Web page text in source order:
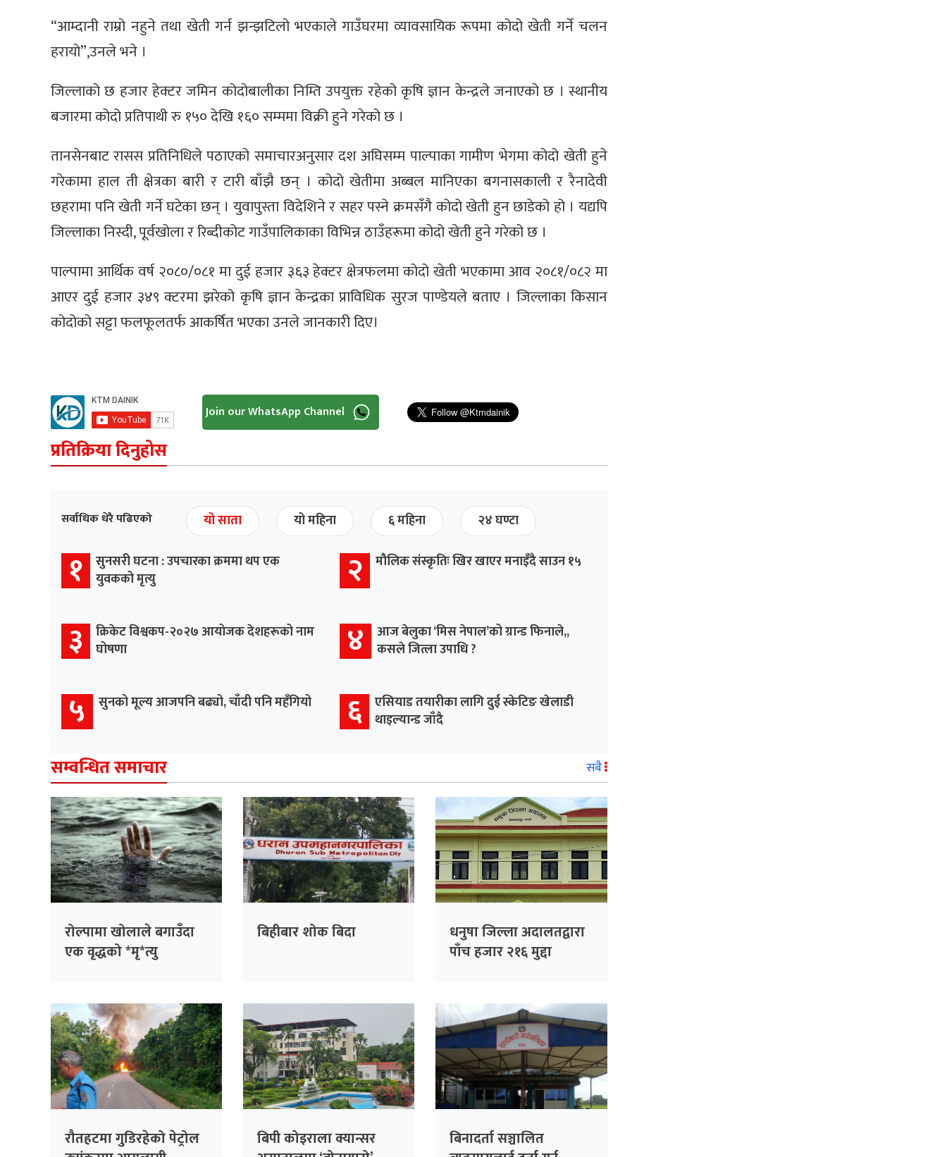
“आम्दानी राम्रो नहुने तथा खेती गर्न झन्झटिलो भएकाले गाउँघरमा व्यावसायिक रूपमा कोदो खेती गर्ने चलन
हरायो”,उनले भने ।
जिल्लाको छ हजार हेक्टर जमिन कोदोबालीका निम्ति उपयुक्त रहेको कृषि ज्ञान केन्द्रले जनाएको छ । स्थानीय
बजारमा कोदो प्रतिपाथी रु १५० देखि १६० सम्ममा विक्री हुने गरेको छ ।
तानसेनबाट रासस प्रतिनिधिले पठाएको समाचारअनुसार दश अघिसम्म पाल्पाका गामीण भेगमा कोदो खेती हुने
गरेकामा हाल ती क्षेत्रका बारी र टारी बाँझै छन् । कोदो खेतीमा अब्बल मानिएका बगनासकाली र रैनादेवी
छहरामा पनि खेती गर्ने घटेका छन् । युवापुस्ता विदेशिने र सहर पस्ने क्रमसँगै कोदो खेती हुन छाडेको हो । यद्यपि
जिल्लाका निस्दी, पूर्वखोला र रिब्दीकोट गाउँपालिकाका विभिन्न ठाउँहरूमा कोदो खेती हुने गरेको छ ।
पाल्पामा आर्थिक वर्ष २०८०/०८१ मा दुई हजार ३६३ हेक्टर क्षेत्रफलमा कोदो खेती भएकामा आव २०८१/०८२ मा
आएर दुई हजार ३४९ क्टरमा झरेको कृषि ज्ञान केन्द्रका प्राविधिक सुरज पाण्डेयले बताए । जिल्लाका किसान
कोदोको सट्टा फलफूलतर्फ आकर्षित भएका उनले जानकारी दिए।
Join our WhatsApp Channel
प्रतिक्रिया दिनुहोस
सर्वाधिक धेरै पढिएको यो साता यो महिना ६ महिना २४ घण्टा
१ सुनसरी घटना : उपचारका क्रममा थप एक
युवकको मृत्यु
२ मौलिक संस्कृतिः खिर खाएर मनाइँदै साउन १५
३ क्रिकेट विश्वकप-२०२७ आयोजक देशहरूको नाम
घोषणा
४ आज बेलुका ‘मिस नेपाल’को ग्रान्ड फिनाले,,
कसले जित्ला उपाधि ?
५ सुनको मूल्य आजपनि बढ्यो, चाँदी पनि महँगियो ६ एसियाड तयारीका लागि दुई स्केटिङ खेलाडी
थाइल्यान्ड जाँदै
सम्वन्धित समाचार सबै
रोल्पामा खोलाले बगाउँदा
एक वृद्धको *मृ*त्यु
बिहीबार शोक बिदा
धनुषा जिल्ला अदालतद्वारा
पाँच हजार २१६ मुद्दा
रौतहटमा गुडिरहेको पेट्रोल
बिपी कोइराला क्यान्सर
बिनादर्ता सञ्चालित